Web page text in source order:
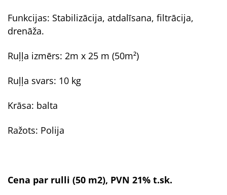
Funkcijas: Stabilizācija, atdalīsana, filtrācija,
drenāža.
Ruļļa izmērs: 2m x 25 m (50m²)
Ruļļa svars: 10 kg
Krāsa: balta
Ražots: Polija
Cena par rulli (50 m2), PVN 21% t.sk.